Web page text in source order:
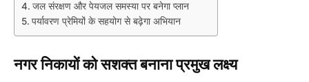
जल संरक्षण और पेयजल समस्या पर बनेगा प्लान
पर्यावरण प्रेमियों के सहयोग से बढ़ेगा अभियान
नगर निकायों को सशक्त बनाना प्रमुख लक्ष्य